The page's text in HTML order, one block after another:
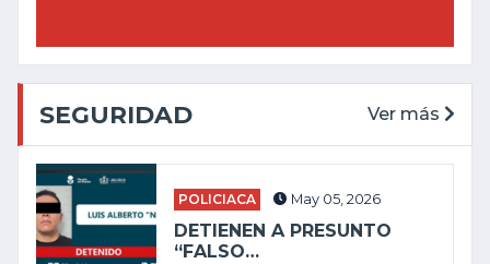
SEGURIDAD Ver más
POLICIACA May 05, 2026
DETIENEN A PRESUNTO
“FALSO…